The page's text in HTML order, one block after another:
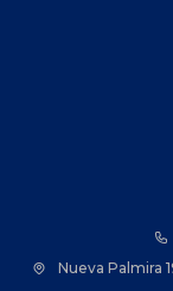
Nueva Palmira